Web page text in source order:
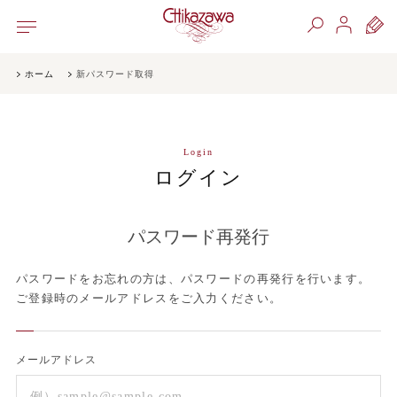
ホーム 新パスワード取得
Login
ログイン
パスワード再発行
パスワードをお忘れの方は、パスワードの再発行を行います。
ご登録時のメールアドレスをご入力ください。
メールアドレス